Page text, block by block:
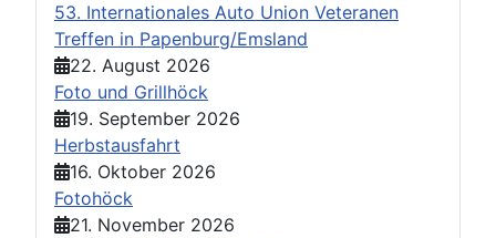
53. Internationales Auto Union Veteranen
Treffen in Papenburg/Emsland
22. August 2026
Foto und Grillhöck
19. September 2026
Herbstausfahrt
16. Oktober 2026
Fotohöck
21. November 2026